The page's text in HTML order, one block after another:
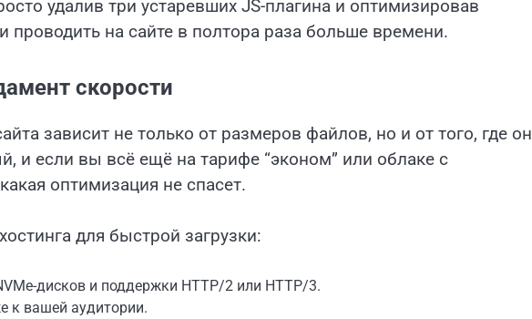
удалив три устаревших JS-плагина и оптимизировав
проводить на сайте в полтора раза больше времени.
скорости
зависит не только от размеров файлов, но и от того, где он
и если вы всё ещё на тарифе “эконом” или облаке с
оптимизация не спасет.
для быстрой загрузки:
дисков и поддержки HTTP/2 или HTTP/3.
к вашей аудитории.